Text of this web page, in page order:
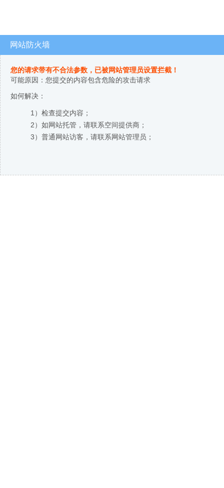
网站防火墙
您的请求带有不合法参数，已被网站管理员设置拦截！
可能原因：您提交的内容包含危险的攻击请求
如何解决：
1）检查提交内容；
2）如网站托管，请联系空间提供商；
3）普通网站访客，请联系网站管理员；